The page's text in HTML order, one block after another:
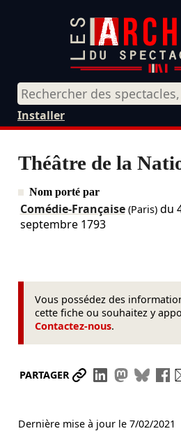
Installer
Théâtre de la
Nom porté par
Comédie-Française(Paris)du
septembre 1793
Vous possédez des
cette fiche ou souhaitez y
Contactez-nous.
PARTAGER Partager le lien
Partager sur
Dernière mise à jour le 7/02/2021